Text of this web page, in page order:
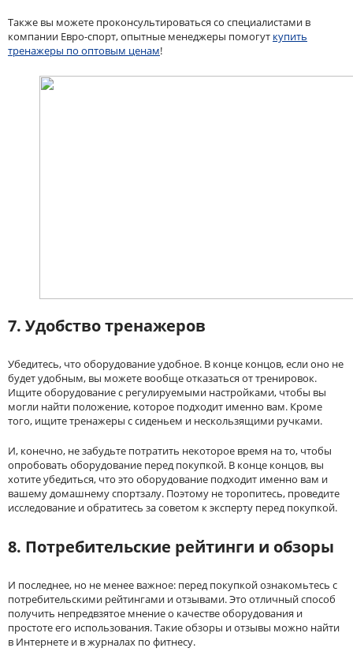
Также вы можете проконсультироваться со специалистами в
компании Евро-спорт, опытные менеджеры помогут купить
тренажеры по оптовым ценам!
7. Удобство тренажеров
Убедитесь, что оборудование удобное. В конце концов, если оно не
будет удобным, вы можете вообще отказаться от тренировок.
Ищите оборудование с регулируемыми настройками, чтобы вы
могли найти положение, которое подходит именно вам. Кроме
того, ищите тренажеры с сиденьем и нескользящими ручками.
И, конечно, не забудьте потратить некоторое время на то, чтобы
опробовать оборудование перед покупкой. В конце концов, вы
хотите убедиться, что это оборудование подходит именно вам и
вашему домашнему спортзалу. Поэтому не торопитесь, проведите
исследование и обратитесь за советом к эксперту перед покупкой.
8. Потребительские рейтинги и обзоры
И последнее, но не менее важное: перед покупкой ознакомьтесь с
потребительскими рейтингами и отзывами. Это отличный способ
получить непредвзятое мнение о качестве оборудования и
простоте его использования. Такие обзоры и отзывы можно найти
в Интернете и в журналах по фитнесу.